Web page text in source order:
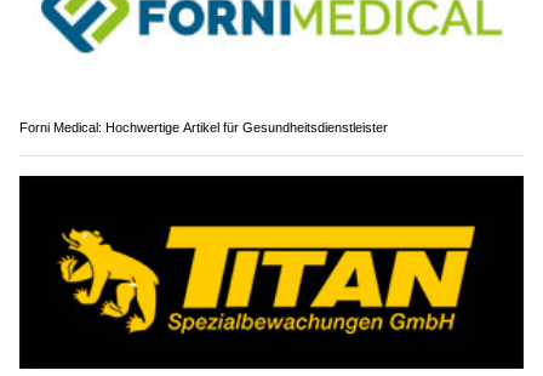
Forni Medical: Hochwertige Artikel für Gesundheitsdienstleister